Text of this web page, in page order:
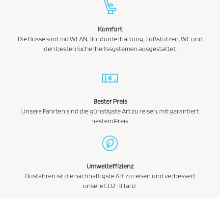
Komfort
Die Busse sind mit WLAN, Bordunterhaltung, Fußstützen, WC und
den besten Sicherheitssystemen ausgestattet.
Bester Preis
Unsere Fahrten sind die günstigste Art zu reisen, mit garantiert
bestem Preis.
Umwelteffizienz
Busfahren ist die nachhaltigste Art zu reisen und verbessert
unsere CO2-Bilanz.